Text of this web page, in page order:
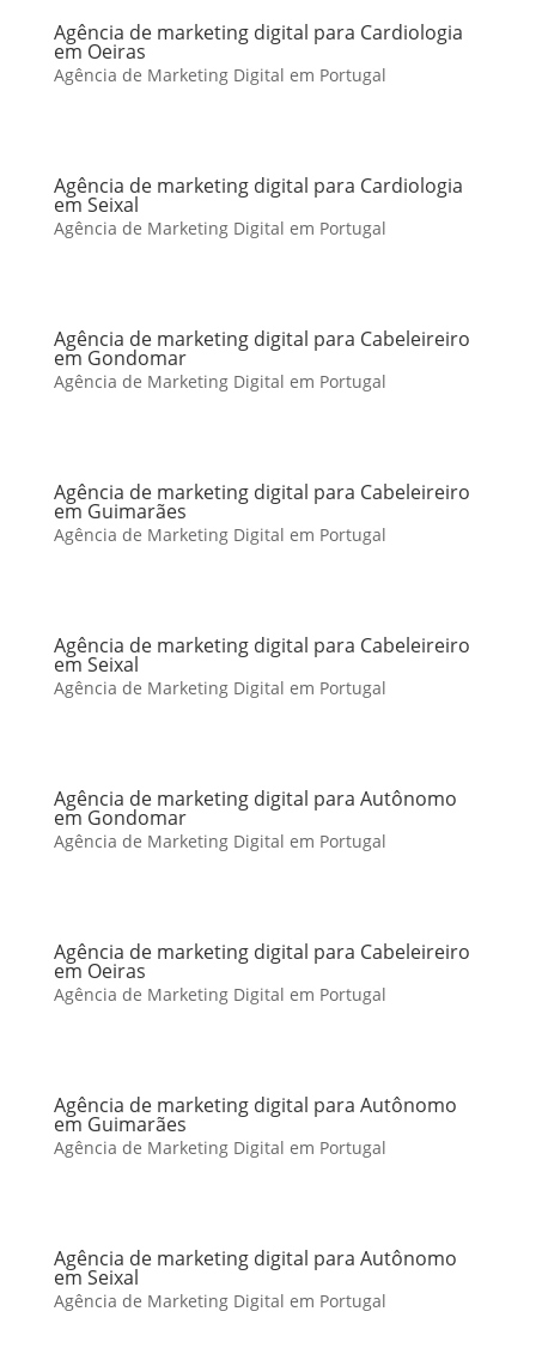
Agência de marketing digital para Cardiologia
em Oeiras
Agência de Marketing Digital em Portugal
Agência de marketing digital para Cardiologia
em Seixal
Agência de Marketing Digital em Portugal
Agência de marketing digital para Cabeleireiro
em Gondomar
Agência de Marketing Digital em Portugal
Agência de marketing digital para Cabeleireiro
em Guimarães
Agência de Marketing Digital em Portugal
Agência de marketing digital para Cabeleireiro
em Seixal
Agência de Marketing Digital em Portugal
Agência de marketing digital para Autônomo
em Gondomar
Agência de Marketing Digital em Portugal
Agência de marketing digital para Cabeleireiro
em Oeiras
Agência de Marketing Digital em Portugal
Agência de marketing digital para Autônomo
em Guimarães
Agência de Marketing Digital em Portugal
Agência de marketing digital para Autônomo
em Seixal
Agência de Marketing Digital em Portugal